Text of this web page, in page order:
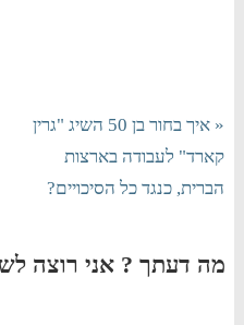
« איך בחור בן 50 השיג "גרין
קארד" לעבודה בארצות
הברית, כנגד כל הסיכויים?
מה דעתך ? אני רוצה